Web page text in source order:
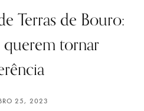
Terras de Bouro:
tornar
25, 2023